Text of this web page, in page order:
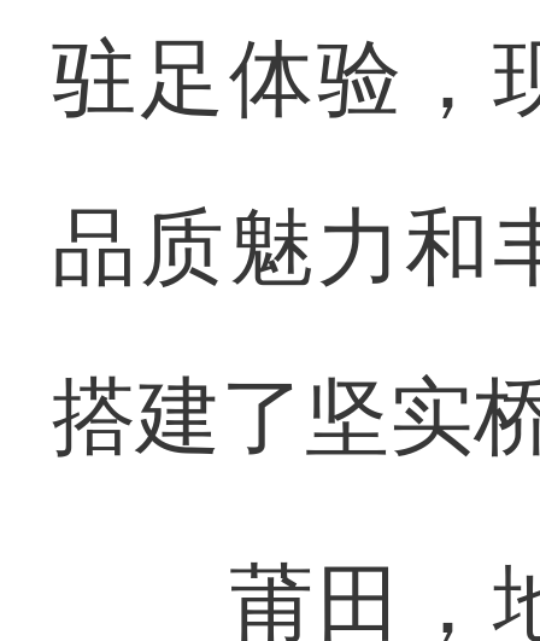
驻足体验，
品质魅力和
搭建了坚实
莆田，地